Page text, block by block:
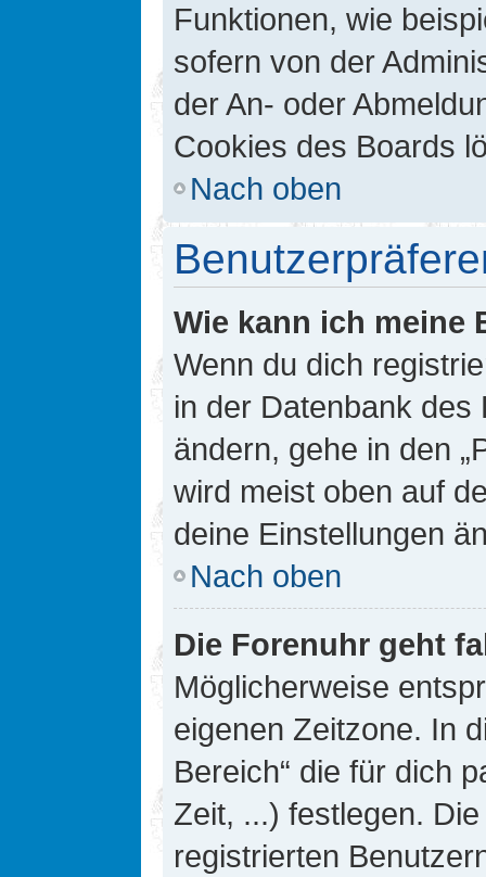
Funktionen, wie
sofern von der
der An- oder
Cookies des Boards
Nach oben
Wie kann ich meine
Wenn du dich
in der Datenbank
ändern, gehe in den
wird meist oben auf
deine Einstellungen
Nach oben
Die Forenuhr geht
Möglicherweise
eigenen Zeitzone. In
Bereich“ die für dich
Zeit, ...) festlegen.
registrierten